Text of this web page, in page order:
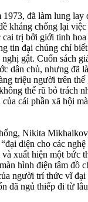
1973, đã làm lung
kháng chống lại
trị bởi giới tinh
tin đại chúng chỉ
gật. Cuốn sách
dân chủ, nhưng đã
triệu người trên
thể rũ bỏ trách
cái phần xã hội
Nikita
diện cho các
xuất hiện một bức
hình điện tâm đồ
người trí thức vĩ
đã ngủ thiếp đi từ